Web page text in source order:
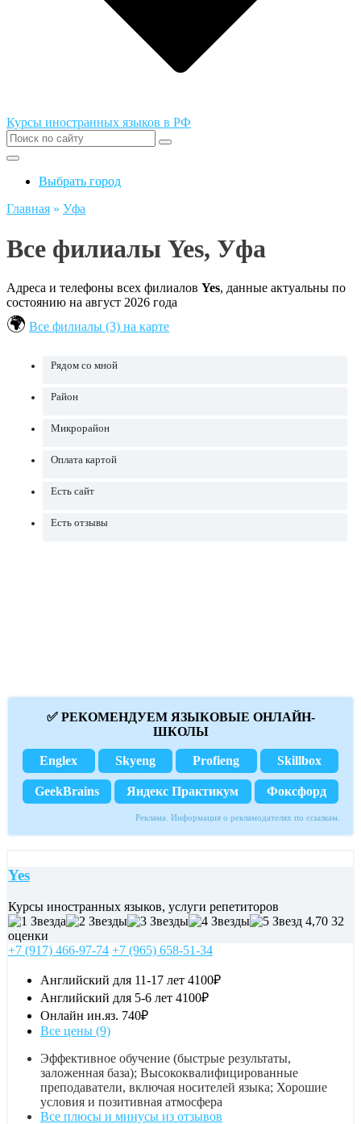
Курсы иностранных языков в РФ
Выбрать город
Главная » Уфа
Все филиалы Yes, Уфа
Адреса и телефоны всех филиалов Yes, данные актуальны по
состоянию на август 2026 года
Все филиалы (3) на карте
Рядом со мной
Район
Микрорайон
Оплата картой
Есть сайт
Есть отзывы
✅ РЕКОМЕНДУЕМ ЯЗЫКОВЫЕ ОНЛАЙН-
ШКОЛЫ
Englex Skyeng Profieng Skillbox
GeekBrains Яндекс Практикум Фоксфорд
Реклама. Информация о рекламодателях по ссылкам.
Yes
Курсы иностранных языков, услуги репетиторов
4,70 32
оценки
+7 (917) 466-97-74 +7 (965) 658-51-34
Английский для 11-17 лет 4100₽
Английский для 5-6 лет 4100₽
Онлайн ин.яз. 740₽
Все цены (9)
Эффективное обучение (быстрые результаты,
заложенная база); Высококвалифицированные
преподаватели, включая носителей языка; Хорошие
условия и позитивная атмосфера
Все плюсы и минусы из отзывов